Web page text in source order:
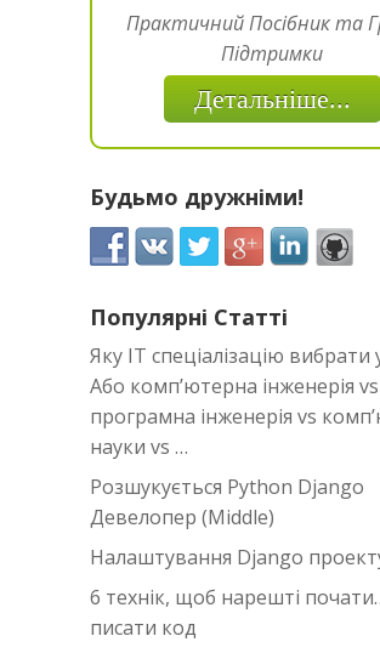
Практичний Посібник та
Підтримки
Детальніше...
Будьмо дружніми!
Популярні Статті
Яку IT спеціалізацію вибрати
Або комп’ютерна інженерія vs
програмна інженерія vs
науки vs …
Розшукується Python Django
Девелопер (Middle)
Налаштування Django
6 технік, щоб нарешті
писати код